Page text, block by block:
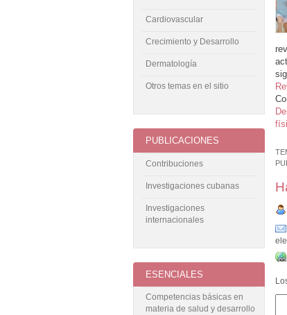
Cardiovascular
Crecimiento y Desarrollo
Dermatología
Otros temas en el sitio
PUBLICACIONES
Contribuciones
Investigaciones cubanas
Investigaciones
internacionales
ESENCIALES
Competencias básicas en
materia de salud y desarrollo